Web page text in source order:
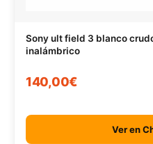
Sony ult field 3 blanco
inalámbrico
140,00€
Ver en